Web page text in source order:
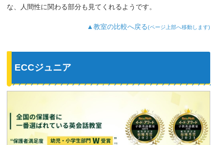
な、人間性に関わる部分も見てくれるようです。
▲教室の比較へ戻る(ページ上部へ移動します)
ECCジュニア